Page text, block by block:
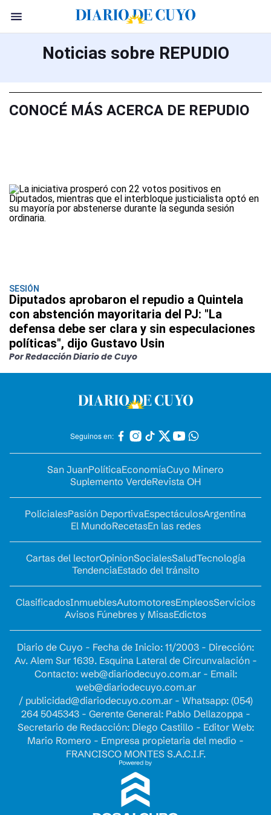
Noticias sobre REPUDIO
CONOCÉ MÁS ACERCA DE REPUDIO
SESIÓN
Diputados aprobaron el repudio a Quintela
con abstención mayoritaria del PJ: "La
defensa debe ser clara y sin especulaciones
políticas", dijo Gustavo Usin
Por Redacción Diario de Cuyo
Seguinos en:
San JuanPolíticaEconomíaCuyo Minero
Suplemento VerdeRevista OH
PolicialesPasión DeportivaEspectáculosArgentina
El MundoRecetasEn las redes
Cartas del lectorOpinionSocialesSaludTecnología
TendenciaEstado del tránsito
ClasificadosInmueblesAutomotoresEmpleosServicios
Avisos Fúnebres y MisasEdictos
Diario de Cuyo - Fecha de Inicio: 11/2003 - Dirección:
Av. Alem Sur 1639. Esquina Lateral de Circunvalación -
Contacto: web@diariodecuyo.com.ar- Email:
web@diariodecuyo.com.ar
/ publicidad@diariodecuyo.com.ar- Whatsapp: (054)
264 5045343 - Gerente General: Pablo Dellazoppa -
Secretario de Redacción: Diego Castillo - Editor Web:
Mario Romero - Empresa propietaria del medio -
FRANCISCO MONTES S.A.C.I.F.